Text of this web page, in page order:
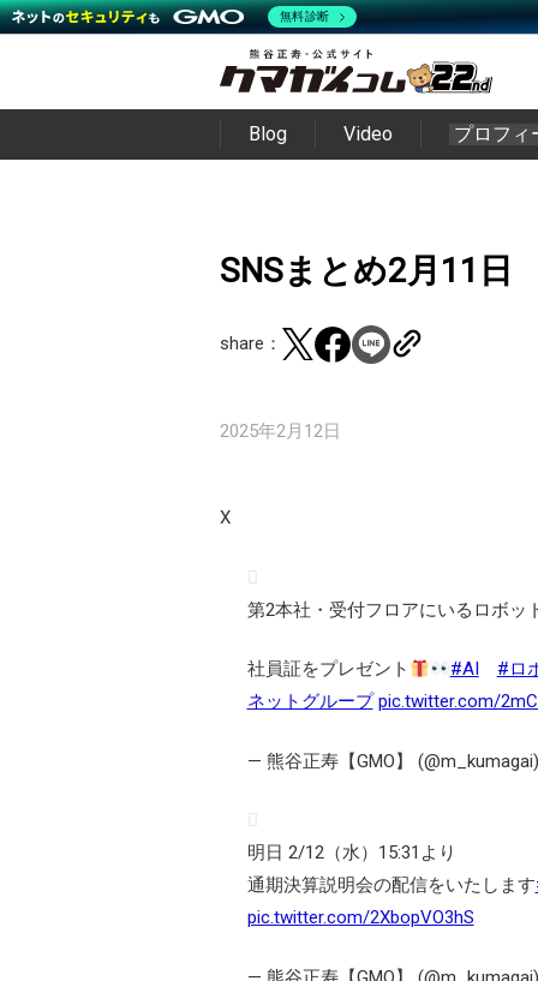
Blog Video プロフィ
SNSまとめ2月11日
share：
2025年2月12日
X
第2本社・受付フロアにいるロボッ
社員証をプレゼント #AI
#ロ
ネットグループ pic.twitter.com/
— 熊谷正寿【GMO】
明日 2/12（水）15:31より
通期決算説明会の配信をいたします
pic.twitter.com/2XbopVO3hS
無料診断